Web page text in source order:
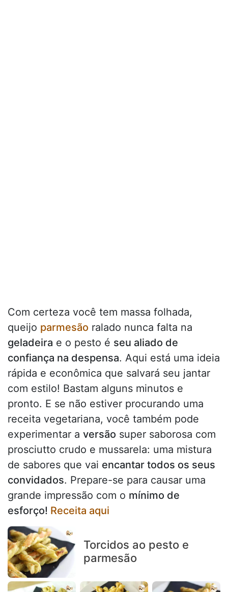
Com certeza você tem massa folhada,
queijo parmesão ralado nunca falta na
geladeira e o pesto é seu aliado de
confiança na despensa. Aqui está uma ideia
rápida e econômica que salvará seu jantar
com estilo! Bastam alguns minutos e
pronto. E se não estiver procurando uma
receita vegetariana, você também pode
experimentar a versão super saborosa com
prosciutto crudo e mussarela: uma mistura
de sabores que vai encantar todos os seus
convidados. Prepare-se para causar uma
grande impressão com o mínimo de
esforço! Receita aqui
Torcidos ao pesto e
parmesão